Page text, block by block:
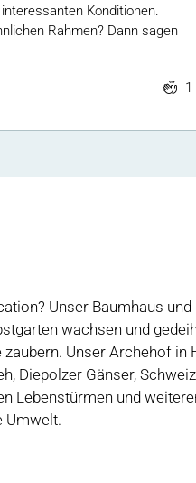
Konditionen.
Rahmen? Dann sagen
1
Unser Baumhaus
wachsen und
Unser Archehof in
Diepolzer Gänser,
Lebenstürmen und
Umwelt.